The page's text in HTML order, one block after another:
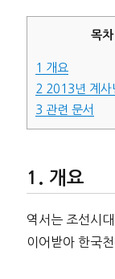
목차
1 개요
2 2013년 계사
3 관련 문서
개요
역서는 조선시
이어받아 한국